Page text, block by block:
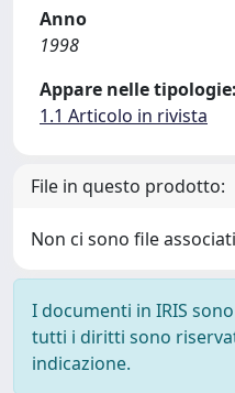
Anno
1998
Appare nelle tipologie:
1.1 Articolo in rivista
File in questo prodotto:
Non ci sono file
I documenti in IRIS
tutti i diritti sono
indicazione.